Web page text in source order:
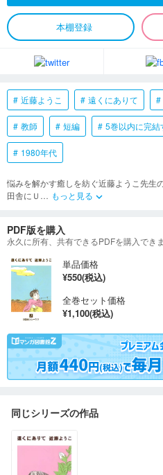
本棚登録
近藤ようこ 遠くにありて
教師 短編 5巻以内に完結
1980年代
悩みを解かす癒しを紡ぐ近藤ようこ先
田舎にＵ … もっと見る keyboard_arrow_down
PDF版を購入
永久に所有、共有できるPDFを購入でき
単品価格
¥550(税込)
全巻セット価格
¥1,100(税込)
同じシリーズの作品